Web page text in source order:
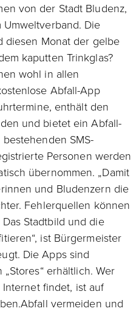
von der Stadt Bludenz,
Die
diesen Monat der gelbe
kaputten Trinkglas?
wohl in allen
Abfall-App
enthält den
und bietet ein Abfall-
SMS-
Personen werden
übernommen. „Damit
und Bludenzern die
Fehlerquellen können
Stadtbild und die
ist Bürgermeister
Die Apps sind
erhältlich. Wer
findet, ist auf
vermeiden und